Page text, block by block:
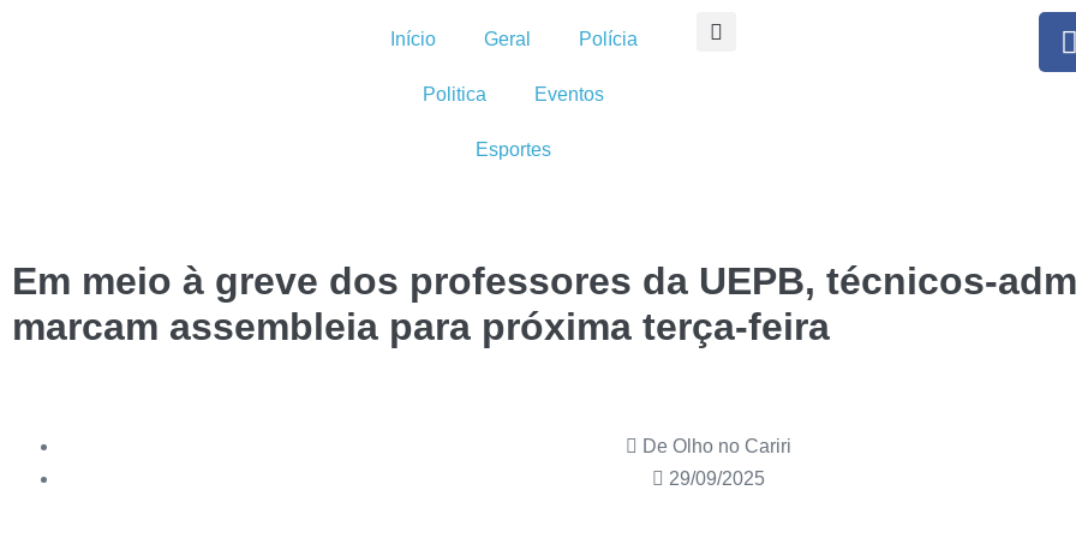
Início Geral Polícia
Politica Eventos
Esportes
Em meio à greve dos professores da UEPB, técnicos-
marcam assembleia para próxima terça-feira
De Olho no Cariri
29/09/2025